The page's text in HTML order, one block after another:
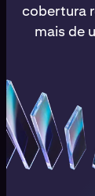
cobertura
mais de